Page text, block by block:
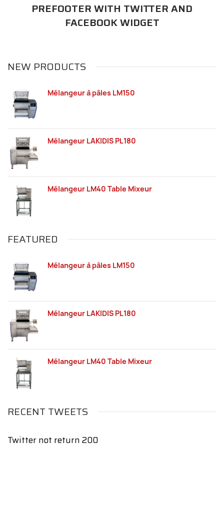
PREFOOTER WITH TWITTER AND
FACEBOOK WIDGET
NEW PRODUCTS
Mélangeur à pâles LM150
Mélangeur LAKIDIS PL180
Mélangeur LM40 Table Mixeur
FEATURED
Mélangeur à pâles LM150
Mélangeur LAKIDIS PL180
Mélangeur LM40 Table Mixeur
RECENT TWEETS
Twitter not return 200